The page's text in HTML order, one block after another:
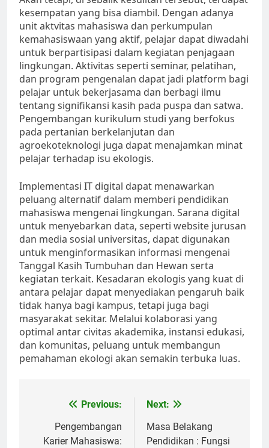
kesempatan yang bisa diambil. Dengan adanya
unit aktvitas mahasiswa dan perkumpulan
kemahasiswaan yang aktif, pelajar dapat diwadahi
untuk berpartisipasi dalam kegiatan penjagaan
lingkungan. Aktivitas seperti seminar, pelatihan,
dan program pengenalan dapat jadi platform bagi
pelajar untuk bekerjasama dan berbagi ilmu
tentang signifikansi kasih pada puspa dan satwa.
Pengembangan kurikulum studi yang berfokus
pada pertanian berkelanjutan dan
agroekoteknologi juga dapat menajamkan minat
pelajar terhadap isu ekologis.
Implementasi IT digital dapat menawarkan
peluang alternatif dalam memberi pendidikan
mahasiswa mengenai lingkungan. Sarana digital
untuk menyebarkan data, seperti website jurusan
dan media sosial universitas, dapat digunakan
untuk menginformasikan informasi mengenai
Tanggal Kasih Tumbuhan dan Hewan serta
kegiatan terkait. Kesadaran ekologis yang kuat di
antara pelajar dapat menyediakan pengaruh baik
tidak hanya bagi kampus, tetapi juga bagi
masyarakat sekitar. Melalui kolaborasi yang
optimal antar civitas akademika, instansi edukasi,
dan komunitas, peluang untuk membangun
pemahaman ekologi akan semakin terbuka luas.
navigation
Previous:
Pengembangan
Karier Mahasiswa:
Next:
Masa Belakang
Pendidikan : Fungsi